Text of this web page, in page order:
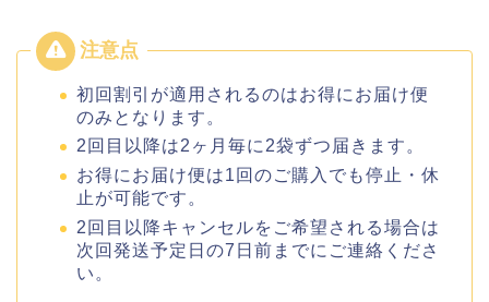
初回割引が適用されるのはお得にお届け便
のみとなります。
2 回目以降は2 ヶ月毎に 2袋ずつ届きます。
お得にお届け便は1 回のご購入でも停止・休
止が可能です。
2 回目以降キャンセルをご希望される場合は
次回発送予定日の7 日前までにご連絡くださ
い。